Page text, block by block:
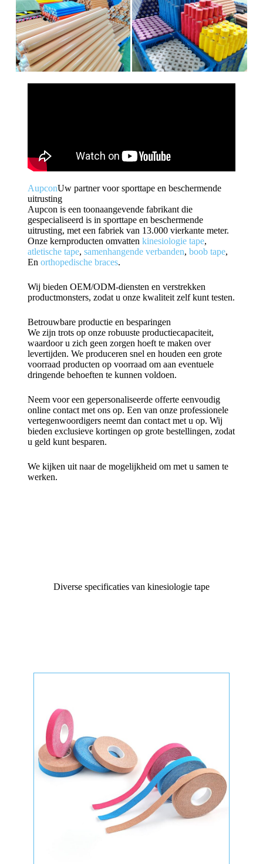
AupconUw partner voor sporttape en beschermende
uitrusting
Aupcon is een toonaangevende fabrikant die
gespecialiseerd is in sporttape en beschermende
uitrusting, met een fabriek van 13.000 vierkante meter.
Onze kernproducten omvatten kinesiologie tape,
atletische tape, samenhangende verbanden, boob tape,
En orthopedische braces.
Wij bieden OEM/ODM-diensten en verstrekken
productmonsters, zodat u onze kwaliteit zelf kunt testen.
Betrouwbare productie en besparingen
We zijn trots op onze robuuste productiecapaciteit,
waardoor u zich geen zorgen hoeft te maken over
levertijden. We produceren snel en houden een grote
voorraad producten op voorraad om aan eventuele
dringende behoeften te kunnen voldoen.
Neem voor een gepersonaliseerde offerte eenvoudig
online contact met ons op. Een van onze professionele
vertegenwoordigers neemt dan contact met u op. Wij
bieden exclusieve kortingen op grote bestellingen, zodat
u geld kunt besparen.
We kijken uit naar de mogelijkheid om met u samen te
werken.
Diverse specificaties van kinesiologie tape